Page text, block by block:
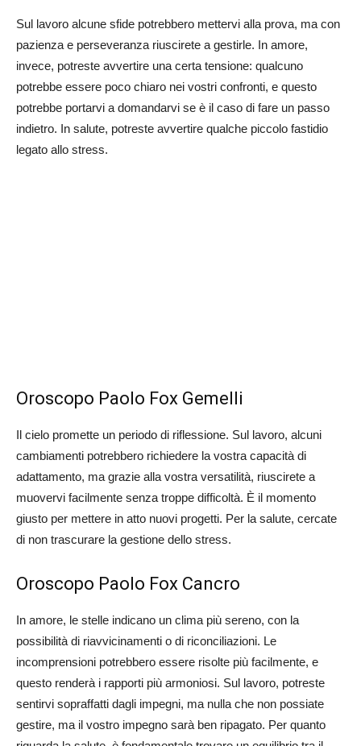
Sul lavoro alcune sfide potrebbero mettervi alla prova, ma con
pazienza e perseveranza riuscirete a gestirle. In amore,
invece, potreste avvertire una certa tensione: qualcuno
potrebbe essere poco chiaro nei vostri confronti, e questo
potrebbe portarvi a domandarvi se è il caso di fare un passo
indietro. In salute, potreste avvertire qualche piccolo fastidio
legato allo stress.
Oroscopo Paolo Fox Gemelli
Il cielo promette un periodo di riflessione. Sul lavoro, alcuni
cambiamenti potrebbero richiedere la vostra capacità di
adattamento, ma grazie alla vostra versatilità, riuscirete a
muovervi facilmente senza troppe difficoltà. È il momento
giusto per mettere in atto nuovi progetti. Per la salute, cercate
di non trascurare la gestione dello stress.
Oroscopo Paolo Fox Cancro
In amore, le stelle indicano un clima più sereno, con la
possibilità di riavvicinamenti o di riconciliazioni. Le
incomprensioni potrebbero essere risolte più facilmente, e
questo renderà i rapporti più armoniosi. Sul lavoro, potreste
sentirvi sopraffatti dagli impegni, ma nulla che non possiate
gestire, ma il vostro impegno sarà ben ripagato. Per quanto